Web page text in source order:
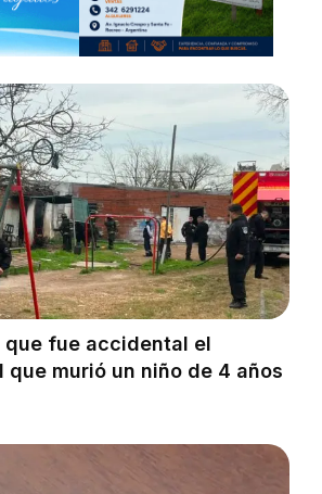
que fue accidental el
que murió un niño de 4 años